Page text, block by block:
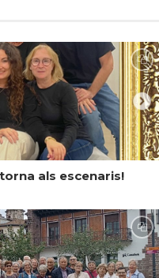
als escenaris!